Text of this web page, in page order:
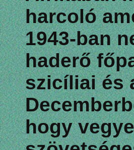
harcoló
1943-ban
haderő
szicíliai és
hogy